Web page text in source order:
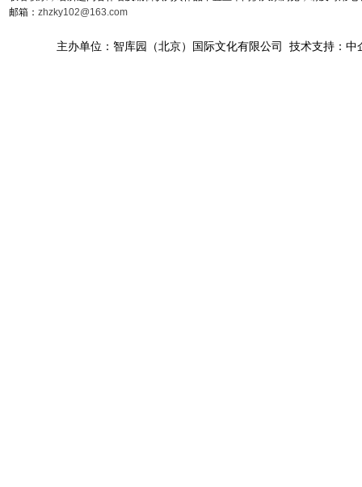
邮箱： zhzky102@163.com
主办单位：智库园（北京）国际文化有限公司 技术支持：